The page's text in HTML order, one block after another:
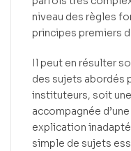
niveau des règles
principes premiers
Il peut en résulter
des sujets abordés
instituteurs, soit
accompagnée
explication
simple de sujets